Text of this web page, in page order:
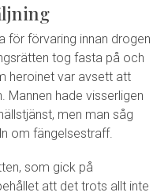
för förvaring innan drogen
tog fasta på och
heroinet var avsett att
Mannen hade visserligen
men man såg
om fängelsestraff.
som gick på
att det trots allt inte